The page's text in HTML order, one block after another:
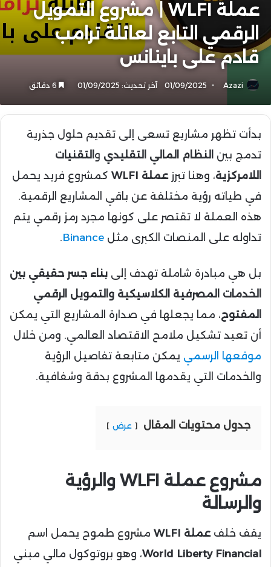
عملة WLFI | مشروع التمويل
الرقمي التابع لعائلة ترامب
قادم على باينانس
Azazi
01/09/2025 آخر تحديث: 01/09/2025
بدأت تظهر مشاريع تسعى إلى تقديم حلول جذرية
تدمج بين النظام المالي التقليدي و التقنيات
اللامركزية، وهنا تبرزعملة WLFI
كمشروع فريد يحمل
في طياته رؤية مختلفة عن باقي المشاريع الرقمية.
هذه العملة لا تقتصر على كونها مجرد رمز رقمي يتم
تداوله على المنصات الكبرى مثل Binance
.
بل هي مبادرة شاملة تهدف إلى بناء جسر حقيقي بين
الخدمات المصرفية الكلاسيكية والتمويل الرقمي
المفتوح، مما يجعلها في صدارة المشاريع التي يمكن
أن تعيد تشكيل ملامح الاقتصاد العالمي. ومن خلال
موقعها الرسمي يمكن متابعة تفاصيل الرؤية
والخدمات التي يقدمها المشروع بدقة وشفافية.
جدول محتويات المقال عرض
مشروع عملة WLFI والرؤية
والرسالة
يقف خلفعملة WLFI
مشروع طموح يحمل اسم
World Liberty Financial، وهو بروتوكول مالي مبني